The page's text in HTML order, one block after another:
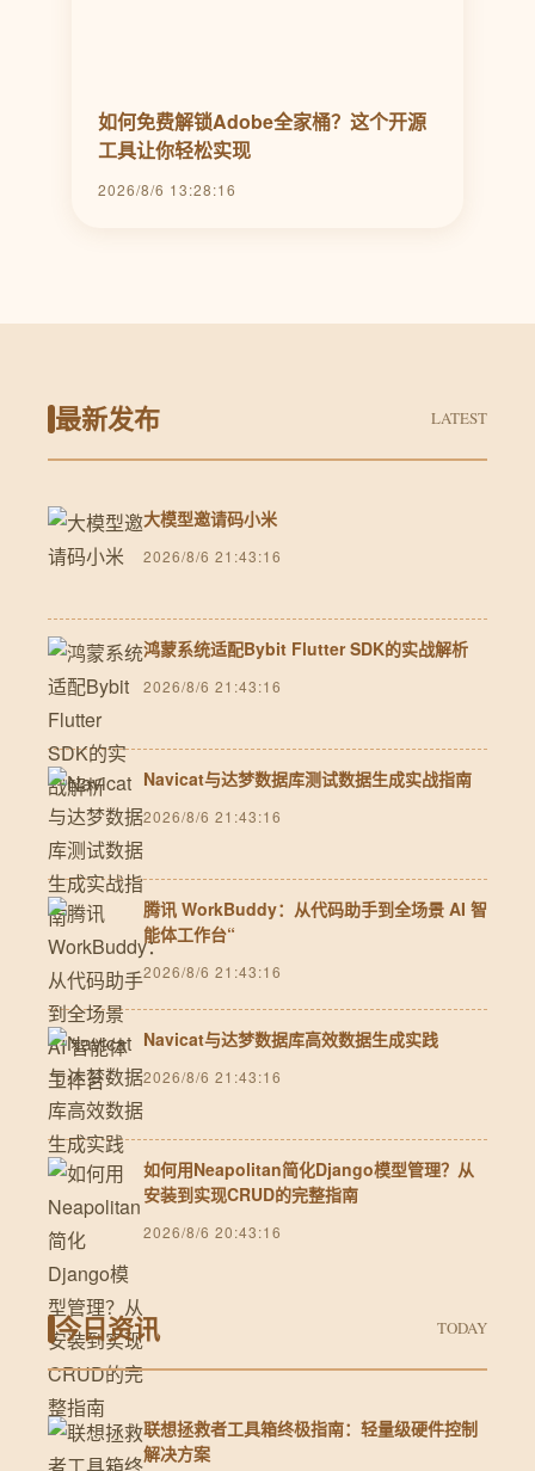
如何免费解锁Adobe全家桶？这个开源
工具让你轻松实现
2026/8/6 13:28:16
最新发布 LATEST
大模型邀请码小米
2026/8/6 21:43:16
鸿蒙系统适配Bybit Flutter SDK的实战解析
2026/8/6 21:43:16
Navicat与达梦数据库测试数据生成实战指南
2026/8/6 21:43:16
腾讯 WorkBuddy：从代码助手到全场景 AI 智
能体工作台“
2026/8/6 21:43:16
Navicat与达梦数据库高效数据生成实践
2026/8/6 21:43:16
如何用Neapolitan简化Django模型管理？从
安装到实现CRUD的完整指南
2026/8/6 20:43:16
今日资讯 TODAY
联想拯救者工具箱终极指南：轻量级硬件控制
解决方案